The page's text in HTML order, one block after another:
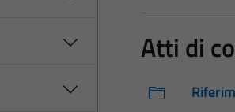
Atti di